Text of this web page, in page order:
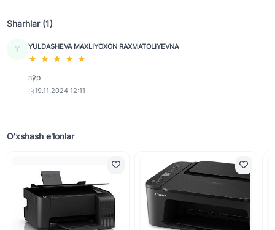
Sharhlar (1)
Y YULDASHEVA MAXLIYOXON RAXMATOLIYEVNA
зўр
19.11.2024 12:11
O'xshash e'lonlar